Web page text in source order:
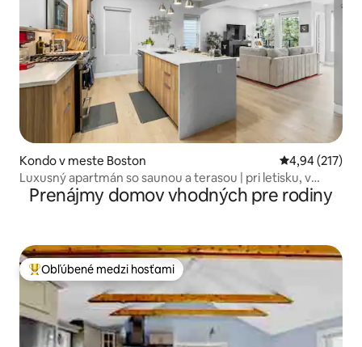
Kondo v meste Boston Priemerné
4,94 (217)
Luxusný apartmán so saunou a terasou | pri letisku, v
centre mesta
Prenájmy domov vhodných pre rodiny
Najobľúbenejšie medzi hosťami
Obľúbené medzi hosťami